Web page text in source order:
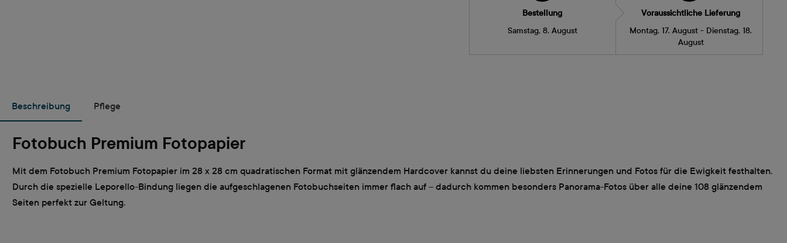
Bestellung
Samstag, 8. August
Voraussichtliche Lieferung
Montag, 17. August - Dienstag, 18.
August
Beschreibung Pflege
Fotobuch Premium Fotopapier
Mit dem Fotobuch Premium Fotopapier im 28 x 28 cm quadratischen Format mit glänzendem Hardcover kannst du deine liebsten Erinnerungen und Fotos für die Ewigkeit festhalten.
Durch die spezielle Leporello-Bindung liegen die aufgeschlagenen Fotobuchseiten immer flach auf – dadurch kommen besonders Panorama-Fotos über alle deine 108 glänzendem
Seiten perfekt zur Geltung.